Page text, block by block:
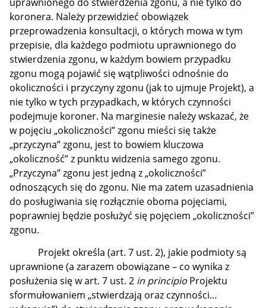
koronera. Należy przewidzieć obowiązek
przeprowadzenia konsultacji, o których mowa w tym
przepisie, dla każdego podmiotu uprawnionego do
stwierdzenia zgonu, w każdym bowiem przypadku
zgonu mogą pojawić się wątpliwości odnośnie do
okoliczności i przyczyny zgonu (jak to ujmuje Projekt), a
nie tylko w tych przypadkach, w których czynności
podejmuje koroner. Na marginesie należy wskazać, że
w pojęciu „okoliczności” zgonu mieści się także
„przyczyna” zgonu, jest to bowiem kluczowa
„okoliczność” z punktu widzenia samego zgonu.
„Przyczyna” zgonu jest jedną z „okoliczności”
odnoszących się do zgonu. Nie ma zatem uzasadnienia
do posługiwania się rozłącznie oboma pojęciami,
poprawniej będzie posłużyć się pojęciem „okoliczności”
zgonu.
Projekt określa (art. 7 ust. 2), jakie podmioty są
uprawnione (a zarazem obowiązane – co wynika z
posłużenia się w art. 7 ust. 2 in principio Projektu
sformułowaniem „stwierdzają oraz czynności…